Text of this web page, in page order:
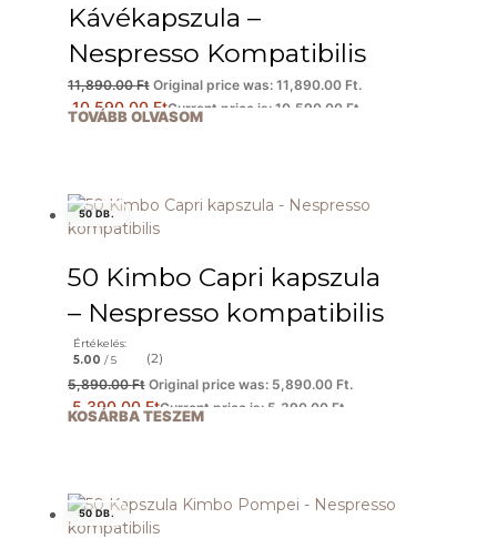
Kávékapszula –
Nespresso Kompatibilis
11,890.00Ft Original price was: 11,890.00 Ft.
10,590.00FtCurrent price is: 10,590.00 Ft.
TOVÁBB OLVASOM
50 DB.
50 Kimbo Capri kapszula
– Nespresso kompatibilis
Értékelés:
5.00 / 5
(2)
5,890.00Ft Original price was: 5,890.00 Ft.
5,390.00FtCurrent price is: 5,390.00 Ft.
KOSÁRBA TESZEM
50 DB.